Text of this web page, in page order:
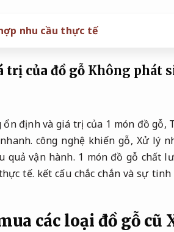
nhu cầu thực tế
trị của đồ gỗ Không phát
định và giá trị của 1 món đồ gỗ,
công nghệ khiến gỗ, Xử lý
quả vận hành. 1 món đồ gỗ chất
tế. kết cấu chắc chắn và sự
các loại đồ gỗ cũ